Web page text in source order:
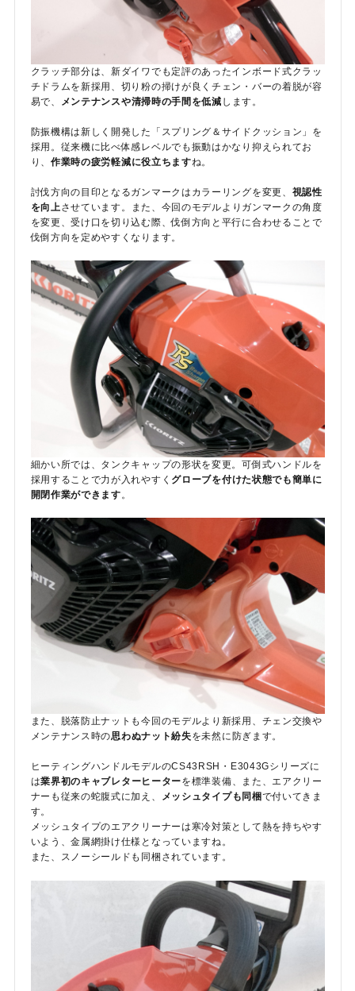
クラッチ部分は、新ダイワでも定評のあったインボード式クラッ
チドラムを新採用、切り粉の掃けが良くチェン・バーの着脱が容
易で、 メンテナンスや清掃時の手間を低減 します。
防振機構は新しく開発した「スプリング＆サイドクッション」を
採用。従来機に比べ体感レベルでも振動はかなり抑えられてお
り、 作業時の疲労軽減に役立ちますね。
討伐方向の目印となるガンマークはカラーリングを変更、 視認性
を向上させています。また、今回のモデルよりガンマークの角度
を変更、受け口を切り込む際、伐倒方向と平行に合わせることで
伐倒方向を定めやすくなります。
細かい所では、タンクキャップの形状を変更。可倒式ハンドルを
採用することで力が入れやすく グローブを付けた状態でも簡単に
開閉作業ができます 。
また、脱落防止ナットも今回のモデルより新採用、チェン交換や
メンテナンス時の思わぬナット紛失を未然に防ぎます。
ヒーティングハンドルモデルのCS43RSH・E3043Gシリーズに
は業界初のキャブレターヒーターを標準装備、また、エアクリー
ナーも従来の蛇腹式に加え、 メッシュタイプも同梱で付いてきま
す。
メッシュタイプのエアクリーナーは寒冷対策として熱を持ちやす
いよう、金属網掛け仕様となっていますね。
また、スノーシールドも同梱されています。